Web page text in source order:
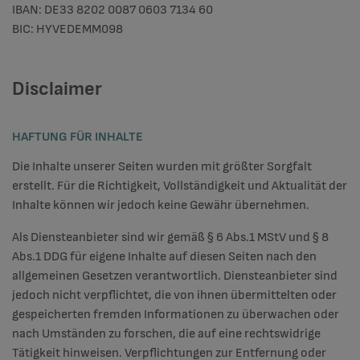
IBAN: DE33 8202 0087 0603 7134 60
BIC: HYVEDEMM098
Disclaimer
HAFTUNG FÜR INHALTE
Die Inhalte unserer Seiten wurden mit größter Sorgfalt
erstellt. Für die Richtigkeit, Vollständigkeit und Aktualität der
Inhalte können wir jedoch keine Gewähr übernehmen.
Als Diensteanbieter sind wir gemäß § 6 Abs.1 MStV und § 8
Abs.1 DDG für eigene Inhalte auf diesen Seiten nach den
allgemeinen Gesetzen verantwortlich. Diensteanbieter sind
jedoch nicht verpflichtet, die von ihnen übermittelten oder
gespeicherten fremden Informationen zu überwachen oder
nach Umständen zu forschen, die auf eine rechtswidrige
Tätigkeit hinweisen. Verpflichtungen zur Entfernung oder